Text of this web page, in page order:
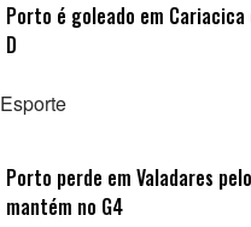
Porto é goleado em
D
Esporte
Porto perde em Valadares
mantém no G4